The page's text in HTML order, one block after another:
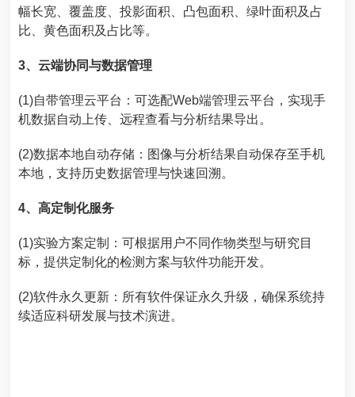
幅长宽、覆盖度、投影面积、凸包面积、绿叶面积及占
比、黄色面积及占比等。
3、云端协同与数据管理
(1)自带管理云平台：可选配Web端管理云平台，实现手
机数据自动上传、远程查看与分析结果导出。
(2)数据本地自动存储：图像与分析结果自动保存至手机
本地，支持历史数据管理与快速回溯。
4、高定制化服务
(1)实验方案定制：可根据用户不同作物类型与研究目
标，提供定制化的检测方案与软件功能开发。
(2)软件永久更新：所有软件保证永久升级，确保系统持
续适应科研发展与技术演进。